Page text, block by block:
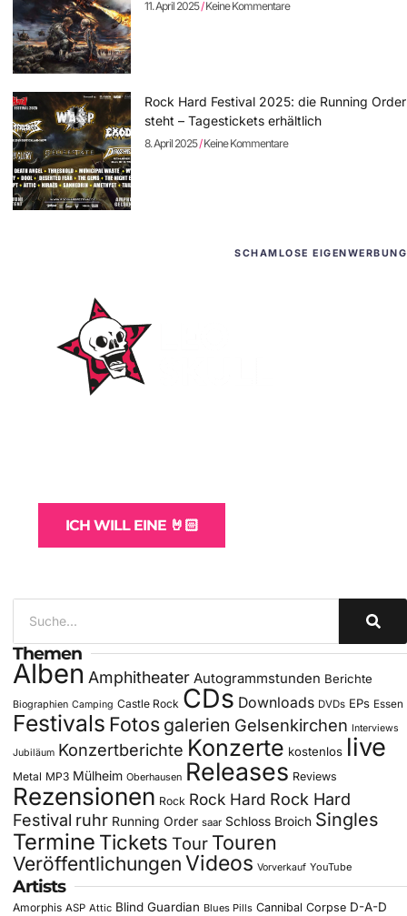
11. April 2025 Keine Kommentare
Rock Hard Festival 2025: die Running Order
steht – Tagestickets erhältlich
8. April 2025 Keine Kommentare
SCHAMLOSE EIGENWERBUNG
ICH WILL EINE 🤘🏻
Themen
Alben Amphitheater Autogrammstunden Berichte
Biographien Camping Castle Rock CDs Downloads DVDs EPs Essen
Festivals Fotos galerien Gelsenkirchen Interviews
Jubiläum Konzertberichte Konzerte kostenlos live
Metal MP3 Mülheim Oberhausen Releases Reviews
Rezensionen Rock Rock Hard Rock Hard
Festival ruhr Running Order saar Schloss Broich Singles
Termine Tickets Tour Touren
Veröffentlichungen Videos Vorverkauf YouTube
Artists
Amorphis ASP Attic Blind Guardian Blues Pills Cannibal Corpse D-A-D